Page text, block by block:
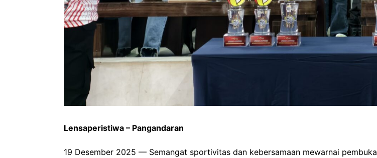
Lensaperistiwa – Pangandaran
19 Desember 2025 — Semangat sportivitas dan kebersamaan mewarnai